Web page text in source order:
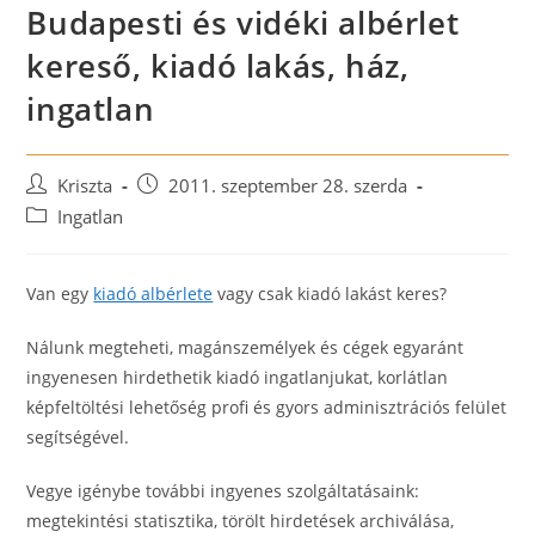
Budapesti és vidéki albérlet
kereső, kiadó lakás, ház,
ingatlan
Post
author:
Kriszta
Post2011. szeptember 28. szerda
PostIngatlan
Van egy kiadó albérlete vagy csak kiadó lakást keres?
Nálunk megteheti, magánszemélyek és cégek egyaránt
ingyenesen hirdethetik kiadó ingatlanjukat, korlátlan
képfeltöltési lehetőség profi és gyors adminisztrációs felület
segítségével.
Vegye igénybe további ingyenes szolgáltatásaink:
megtekintési statisztika, törölt hirdetések archiválása,